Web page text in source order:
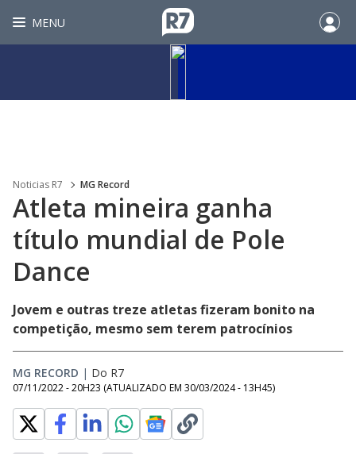
MENU
Noticias R7 MG Record
Atleta mineira ganha
título mundial de Pole
Dance
Jovem e outras treze atletas fizeram bonito na
competição, mesmo sem terem patrocínios
MG RECORD | Do R7
07/11/2022 - 20H23 (ATUALIZADO EM 30/03/2024 - 13H45)